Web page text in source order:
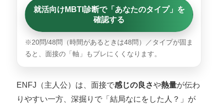
就活向けMBTI診断で「あなたのタイプ」を
確認する
※20問/48問（時間があるときは48問）／タイプが固ま
ると、面接の「軸」もブレにくくなります。
ENFJ（主人公）は、面接で感じの良さや熱量が伝わ
りやすい一方、深掘りで「結局なにをした人？」が